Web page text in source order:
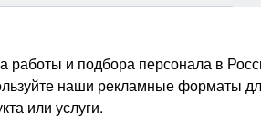
работы и подбора персонала в
наши рекламные форматы
или услуги.